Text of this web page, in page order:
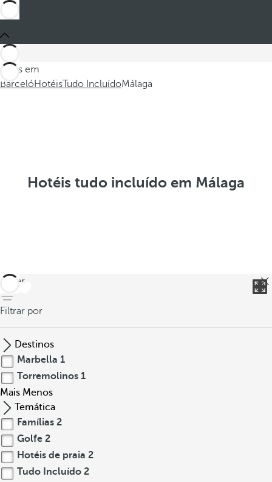
Estes em
BarcelóHotéisTudo IncluídoMálaga
Hotéis tudo incluído em Málaga
voltar
Filtrar por
Destinos
Marbella 1
Torremolinos 1
Mais Menos
Temática
Famílias 2
Golfe 2
Hotéis de praia 2
Tudo Incluído 2